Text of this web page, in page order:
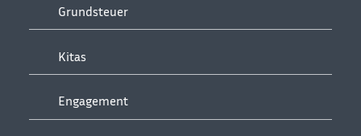
Grundsteuer
Kitas
Engagement